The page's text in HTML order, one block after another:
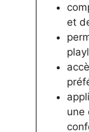
et
une